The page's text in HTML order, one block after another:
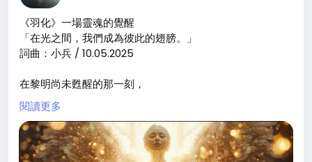
《羽化》一場靈魂的覺醒
「在光之間，我們成為彼此的翅膀。」
詞曲：小兵 / 10.05.2025
在黎明尚未甦醒的那一刻，
風，還不知該往哪個方向吹。
我聽見一個聲音，
從沉默裡生出，
如光，如呼吸，如妳的名字。
閱讀更多